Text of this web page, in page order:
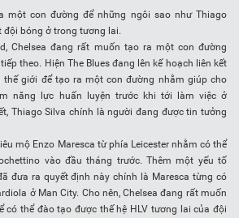
một con đường để những ngôi sao như Thiago
đội bóng ở trong tương lai.
Chelsea đang rất muốn tạo ra một con đường
theo. Hiện The Blues đang lên kế hoạch liên kết
thế giới để tạo ra một con đường nhằm giúp cho
năng lực huấn luyện trước khi tới làm việc ở
Thiago Silva chính là người đang được tin tưởng
mộ Enzo Maresca từ phía Leicester nhằm có thể
vào đầu tháng trước. Thêm một yếu tố
đưa ra quyết định này chính là Maresca từng có
ở Man City. Cho nên, Chelsea đang rất muốn
có thể đào tạo được thế hệ HLV tương lai của đội